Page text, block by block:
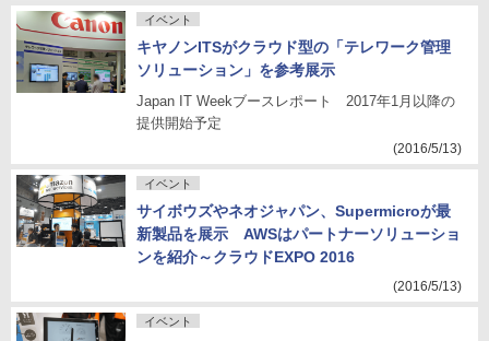
イベント
キヤノンITSがクラウド型の「テレワーク管理
ソリューション」を参考展示
Japan IT Weekブースレポート 2017年1月以降の
提供開始予定
(2016/5/13)
イベント
サイボウズやネオジャパン、Supermicroが最
新製品を展示 AWSはパートナーソリューショ
ンを紹介～クラウドEXPO 2016
(2016/5/13)
イベント